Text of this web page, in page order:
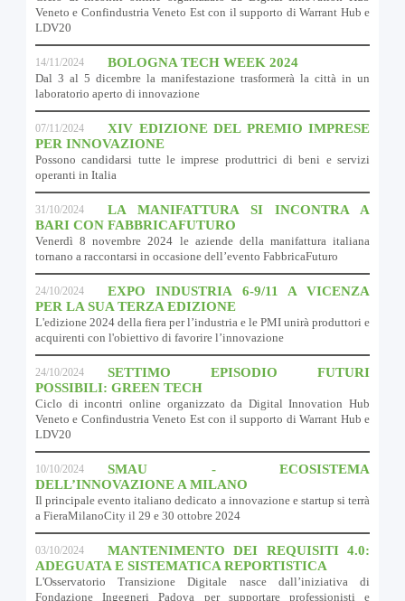
Veneto e Confindustria Veneto Est con il supporto di Warrant Hub e
LDV20
14/11/2024 BOLOGNA TECH WEEK 2024
Dal 3 al 5 dicembre la manifestazione trasformerà la città in un
laboratorio aperto di innovazione
07/11/2024
XIV EDIZIONE DEL PREMIO IMPRESE
PER INNOVAZIONE
Possono candidarsi tutte le imprese produttrici di beni e servizi
operanti in Italia
31/10/2024
LA MANIFATTURA SI INCONTRA A
BARI CON FABBRICAFUTURO
Venerdì 8 novembre 2024 le aziende della manifattura italiana
tornano a raccontarsi in occasione dell’evento FabbricaFuturo
24/10/2024
EXPO INDUSTRIA 6-9/11 A VICENZA
PER LA SUA TERZA EDIZIONE
L'edizione 2024 della fiera per l’industria e le PMI unirà produttori e
acquirenti con l'obiettivo di favorire l’innovazione
24/10/2024
SETTIMO EPISODIO FUTURI
POSSIBILI: GREEN TECH
Ciclo di incontri online organizzato da Digital Innovation Hub
Veneto e Confindustria Veneto Est con il supporto di Warrant Hub e
LDV20
10/10/2024
SMAU - ECOSISTEMA
DELL’INNOVAZIONE A MILANO
Il principale evento italiano dedicato a innovazione e startup si terrà
a FieraMilanoCity il 29 e 30 ottobre 2024
03/10/2024
MANTENIMENTO DEI REQUISITI 4.0:
ADEGUATA E SISTEMATICA REPORTISTICA
L'Osservatorio Transizione Digitale nasce dall’iniziativa di
Fondazione Ingegneri Padova per supportare professionisti e